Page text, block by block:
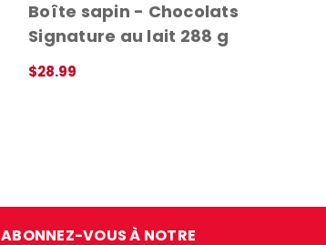
Boîte sapin - Chocolats
Signature au lait 288 g
$28.99
ABONNEZ-VOUS À NOTRE